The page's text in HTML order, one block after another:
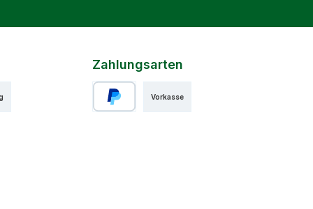
Zahlungsarten
Vorkasse